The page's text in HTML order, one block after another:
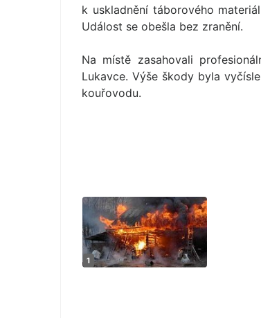
k uskladnění táborového
Událost se obešla bez zranění.
Na místě zasahovali
Lukavce. Výše škody byla
kouřovodu.